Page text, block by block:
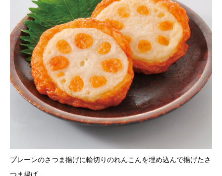
プレーンのさつま揚げに輪切りのれんこんを埋め込んで揚げたさ